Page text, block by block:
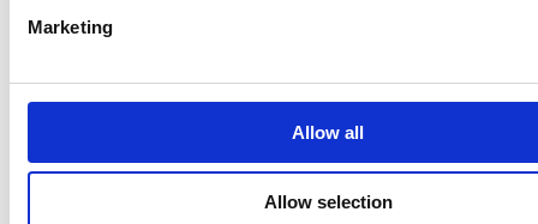
Marketing
Allow all
Allow selection
hybridilainaa
AC Invest